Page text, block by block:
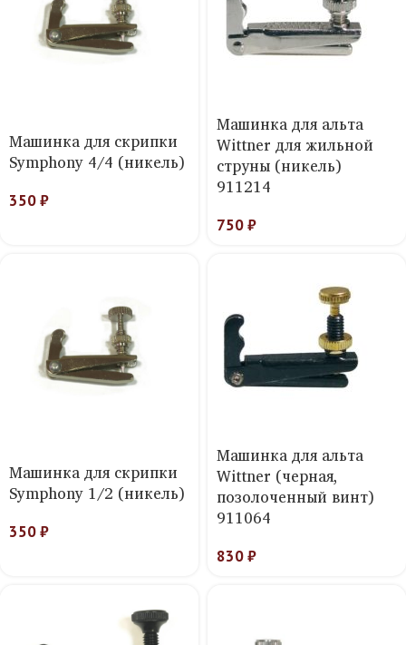
Машинка для скрипки
Symphony 4/4 (никель)
350₽
Машинка для альта
Wittner для жильной
струны (никель)
911214
750₽
Машинка для скрипки
Symphony 1/2 (никель)
350₽
Машинка для альта
Wittner (черная,
позолоченный винт)
911064
830₽